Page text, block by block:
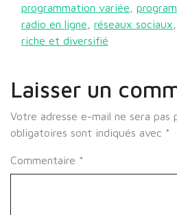
programmation variée
radio en ligne
réseaux sociaux
riche et diversifié
Laisser un
Votre adresse e-mail ne sera pas
obligatoires sont indiqués avec *
Commentaire *